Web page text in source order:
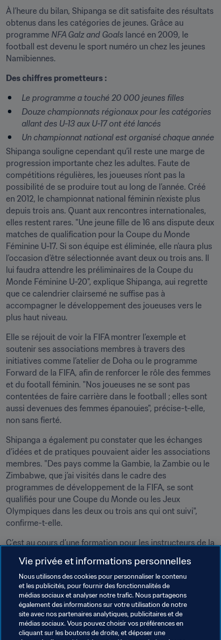
À l’heure du bilan, Shipanga se dit satisfaite des résultats
obtenus dans les catégories de jeunes. Grâce au
programme NFA Galz and Goals lancé en 2009, le
football est devenu le sport numéro un chez les jeunes
Namibiennes.
Des chiffres prometteurs :
Le programme a touché 20 000 jeunes filles
Douze championnats régionaux pour les catégories
allant des U-13 aux U-17 ont été lancés
Un championnat national est organisé chaque année
Shipanga souligne cependant qu’il reste une marge de
progression importante chez les adultes. Faute de
compétitions régulières, les joueuses n’ont pas la
possibilité de se produire tout au long de l’année. Créé
en 2012, le championnat national féminin n’existe plus
depuis trois ans. Quant aux rencontres internationales,
elles restent rares. "Une jeune fille de 16 ans dispute deux
matches de qualification pour la Coupe du Monde
Féminine U-17. Si son équipe est éliminée, elle n’aura plus
l’occasion d’être sélectionnée avant deux ou trois ans. Il
lui faudra attendre les préliminaires de la Coupe du
Monde Féminine U-20", explique Shipanga, aui regrette
que ce calendrier clairsemé ne suffise pas à
accompagner le développement des joueuses vers le
plus haut niveau.
Elle se réjouit de voir la FIFA montrer l’exemple et
soutenir ses associations membres à travers des
initiatives comme l’atelier de Doha ou le programme
Forward de la FIFA, afin de renforcer le rôle des femmes
et du footall féminin. "Nos joueuses ne se sont pas
contentées de faire carrière dans le football ; elles sont
aussi devenues des femmes épanouies", précise-t-elle,
non sans fierté.
Shipanga a également pu constater que les échanges
d’idées et de pratiques pouvaient aider les associations
membres. "Des pays comme la Gambie, la Zambie ou le
Zimbabwe, que j’ai visités dans le cadre des
programmes de développement de la FIFA, se sont
qualifiés pour une Coupe du Monde ou les Jeux
Olympiques dans les deux ou trois ans qui ont suivi",
confirme-t-elle.
C’est au cours d’une formation pour les instructeurs de la
Hope Powell et Betty Wong. Cet événement lui a fait
prendre conscience du rôle qu’elle pouvait jouer dans ce
processus de développement. Elle sait aujourd’hui qu'il
faut des personnalités fortes pour montrer la voie. "J’ai
fait du partage des connaissances et des expertises une
priorité", confie-t-elle.
Vie privée et informations personnelles
Nous utilisons des cookies pour personnaliser le contenu
et les publicités, pour fournir des fonctionnalités de
médias sociaux et analyser notre trafic. Nous partageons
également des informations sur votre utilisation de notre
site avec nos partenaires analytiques, publicitaires et de
médias sociaux. Vous pouvez choisir vos préférences en
cliquant sur les boutons de droite, et déposer une